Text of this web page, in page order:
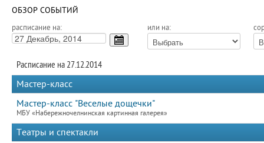
ОБЗОР СОБЫТИЙ
расписание на: или на:
Расписание на 27.12.2014
Мастер-класс
Мастер-класс "Веселые дощечки"
МБУ «Набережночелнинская картинная галерея»
Театры и спектакли